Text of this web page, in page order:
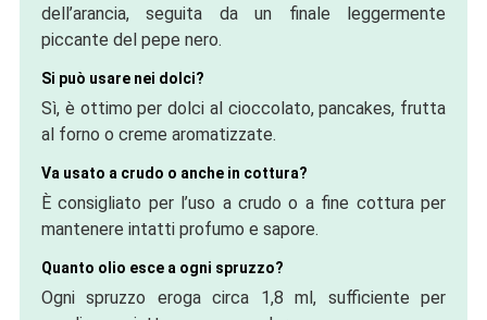
dell’arancia, seguita da un finale leggermente
piccante del pepe nero.
Si può usare nei dolci?
Sì, è ottimo per dolci al cioccolato, pancakes, frutta
al forno o creme aromatizzate.
Va usato a crudo o anche in cottura?
È consigliato per l’uso a crudo o a fine cottura per
mantenere intatti profumo e sapore.
Quanto olio esce a ogni spruzzo?
Ogni spruzzo eroga circa 1,8 ml, sufficiente per